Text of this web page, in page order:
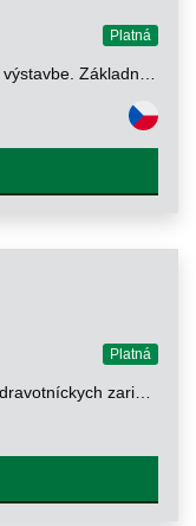
Platná
Platná